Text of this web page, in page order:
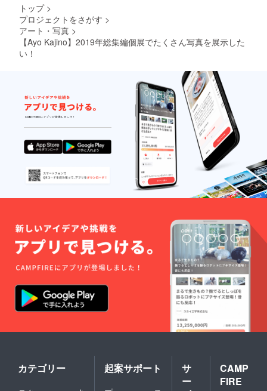
トップ >
プロジェクトをさがす >
アート・写真 >
【Ayo Kajino】2019年総集編個展でたくさん写真を展示した
い！
カテゴリー 起案サポート
サ
ー
CAMP
FIRE